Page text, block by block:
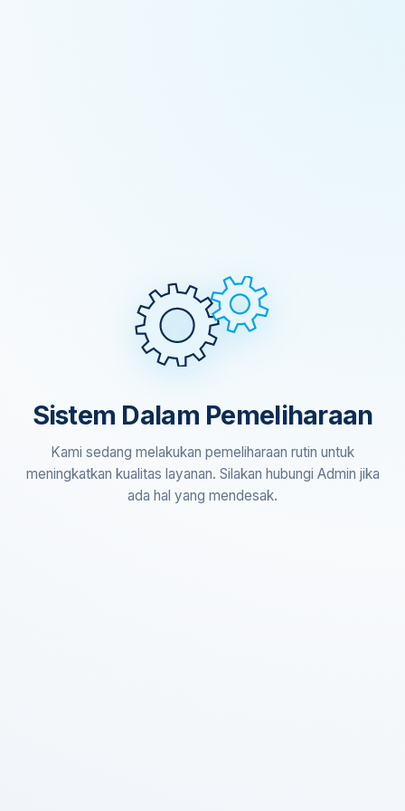
Sistem Dalam Pemeliharaan
Kami sedang melakukan pemeliharaan rutin untuk
meningkatkan kualitas layanan. Silakan hubungi Admin jika
ada hal yang mendesak.